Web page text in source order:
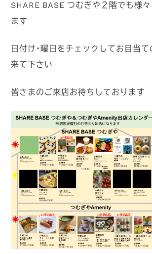
SHARE BASE つむぎや２階でも様
ます
日付け・曜日をチェックしてお目当
来て下さい
皆さまのご来店お待ちしております